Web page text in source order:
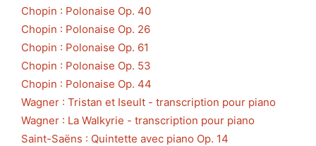
Chopin : Polonaise Op. 40
Chopin : Polonaise Op. 26
Chopin : Polonaise Op. 61
Chopin : Polonaise Op. 53
Chopin : Polonaise Op. 44
Wagner : Tristan et Iseult - transcription pour piano
Wagner : La Walkyrie - transcription pour piano
Saint-Saëns : Quintette avec piano Op. 14